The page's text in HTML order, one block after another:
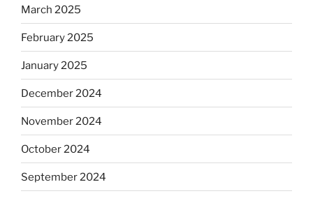
March 2025
February 2025
January 2025
December 2024
November 2024
October 2024
September 2024